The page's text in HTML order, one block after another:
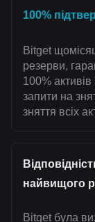
100%
Bitget
резерви,
100% активів
запити на
зняття всіх
найвищого
Bitget була